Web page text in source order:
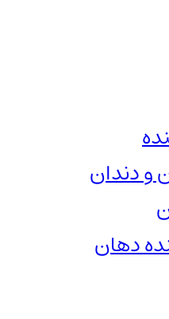
و دندان
دهان